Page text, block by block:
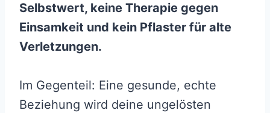
Selbstwert, keine Therapie gegen
Einsamkeit und kein Pflaster für alte
Verletzungen.
Im Gegenteil: Eine gesunde, echte
Beziehung wird deine ungelösten